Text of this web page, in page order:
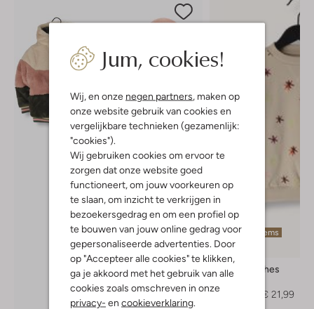
Jum, cookies!
Wij, en onze negen partners, maken op
onze website gebruik van cookies en
vergelijkbare technieken (gezamenlijk:
"cookies").
Wij gebruiken cookies om ervoor te
zorgen dat onze website goed
functioneert, om jouw voorkeuren op
te slaan, om inzicht te verkrijgen in
bezoekersgedrag en om een profiel op
te bouwen van jouw online gedrag voor
gepersonaliseerde advertenties. Door
op "Accepteer alle cookies" te klikken,
ga je akkoord met het gebruik van alle
cookies zoals omschreven in onze
privacy- en cookieverklaring.
Laatste items
-50%
Your Wishes
€ 21,99